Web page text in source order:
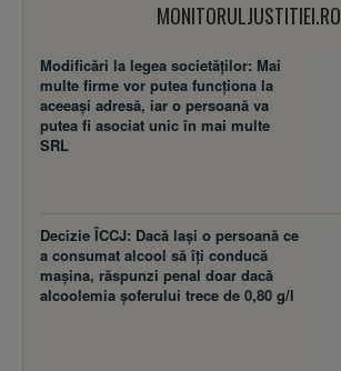
MONITORULJUSTITIEI.RO
Modificări la legea societăţilor: Mai
multe firme vor putea funcţiona la
aceeaşi adresă, iar o persoană va
putea fi asociat unic în mai multe
SRL
Decizie ÎCCJ: Dacă laşi o persoană ce
a consumat alcool să îţi conducă
maşina, răspunzi penal doar dacă
alcoolemia şoferului trece de 0,80 g/l